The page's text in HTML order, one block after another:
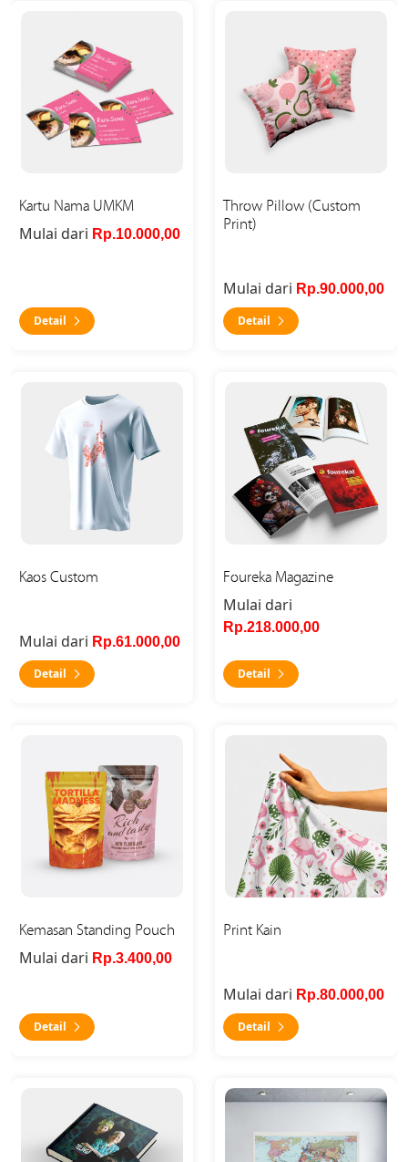
Kartu Nama UMKM
Mulai dari Rp.10.000,00
Detail
Throw Pillow (Custom
Print)
Mulai dari Rp.90.000,00
Detail
Kaos Custom
Mulai dari Rp.61.000,00
Detail
Foureka Magazine
Mulai dari
Rp.218.000,00
Detail
Kemasan Standing Pouch
Mulai dari Rp.3.400,00
Detail
Print Kain
Mulai dari Rp.80.000,00
Detail
Detail Peta Timbul (Peta